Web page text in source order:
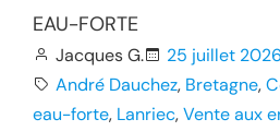
EAU-FORTE
Jacques G. 25 juillet 2026
André Dauchez, Bretagne,
eau-forte, Lanriec, Vente aux